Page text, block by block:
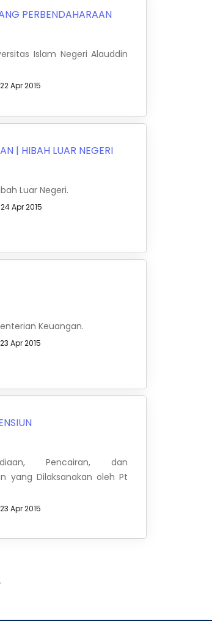
PERBENDAHARAAN
Islam Negeri Alauddin
22 Apr 2015
| HIBAH LUAR NEGERI
Luar Negeri.
24 Apr 2015
Keuangan.
23 Apr 2015
Pencairan, dan
yang Dilaksanakan oleh Pt
23 Apr 2015